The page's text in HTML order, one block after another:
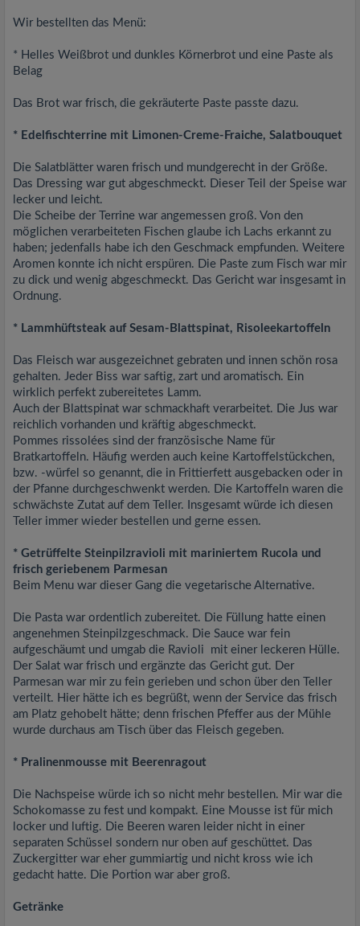
Wir bestellten das Menü:
* Helles Weißbrot und dunkles Körnerbrot und eine Paste als
Belag
Das Brot war frisch, die gekräuterte Paste passte dazu.
* Edelfischterrine mit Limonen-Creme-Fraiche, Salatbouquet
Die Salatblätter waren frisch und mundgerecht in der Größe.
Das Dressing war gut abgeschmeckt. Dieser Teil der Speise war
lecker und leicht.
Die Scheibe der Terrine war angemessen groß. Von den
möglichen verarbeiteten Fischen glaube ich Lachs erkannt zu
haben; jedenfalls habe ich den Geschmack empfunden. Weitere
Aromen konnte ich nicht erspüren. Die Paste zum Fisch war mir
zu dick und wenig abgeschmeckt. Das Gericht war insgesamt in
Ordnung.
* Lammhüftsteak auf Sesam-Blattspinat, Risoleekartoffeln
Das Fleisch war ausgezeichnet gebraten und innen schön rosa
gehalten. Jeder Biss war saftig, zart und aromatisch. Ein
wirklich perfekt zubereitetes Lamm.
Auch der Blattspinat war schmackhaft verarbeitet. Die Jus war
reichlich vorhanden und kräftig abgeschmeckt.
Pommes rissolées sind der französische Name für
Bratkartoffeln. Häufig werden auch keine Kartoffelstückchen,
bzw. -würfel so genannt, die in Frittierfett ausgebacken oder in
der Pfanne durchgeschwenkt werden. Die Kartoffeln waren die
schwächste Zutat auf dem Teller. Insgesamt würde ich diesen
Teller immer wieder bestellen und gerne essen.
* Getrüffelte Steinpilzravioli mit mariniertem Rucola und
frisch geriebenem Parmesan
Beim Menu war dieser Gang die vegetarische Alternative.
Die Pasta war ordentlich zubereitet. Die Füllung hatte einen
angenehmen Steinpilzgeschmack. Die Sauce war fein
aufgeschäumt und umgab die Ravioli mit einer leckeren Hülle.
Der Salat war frisch und ergänzte das Gericht gut. Der
Parmesan war mir zu fein gerieben und schon über den Teller
verteilt. Hier hätte ich es begrüßt, wenn der Service das frisch
am Platz gehobelt hätte; denn frischen Pfeffer aus der Mühle
wurde durchaus am Tisch über das Fleisch gegeben.
* Pralinenmousse mit Beerenragout
Die Nachspeise würde ich so nicht mehr bestellen. Mir war die
Schokomasse zu fest und kompakt. Eine Mousse ist für mich
locker und luftig. Die Beeren waren leider nicht in einer
separaten Schüssel sondern nur oben auf geschüttet. Das
Zuckergitter war eher gummiartig und nicht kross wie ich
gedacht hatte. Die Portion war aber groß.
Getränke